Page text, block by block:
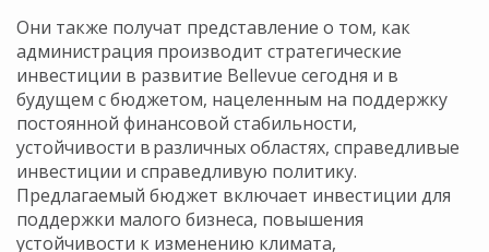
Они также получат представление о том, как
администрация производит стратегические
инвестиции в развитие Bellevue сегодня и в
будущем с бюджетом, нацеленным на поддержку
постоянной финансовой стабильности,
устойчивости в различных областях, справедливые
инвестиции и справедливую политику.
Предлагаемый бюджет включает инвестиции для
поддержки малого бизнеса, повышения
устойчивости к изменению климата,